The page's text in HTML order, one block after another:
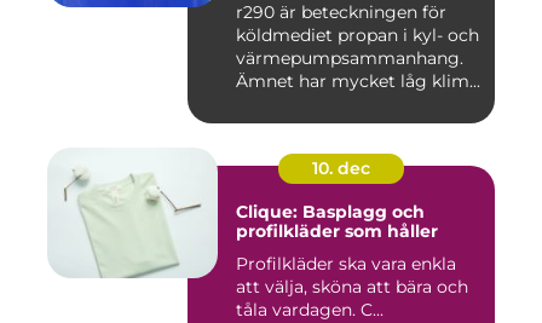
r290 är beteckningen för
köldmediet propan i kyl- och
värmepumpsammanhang.
Ämnet har mycket låg klim...
10. dec
Clique: Basplagg och
profilkläder som håller
Profilkläder ska vara enkla
att välja, sköna att bära och
tåla vardagen. C...